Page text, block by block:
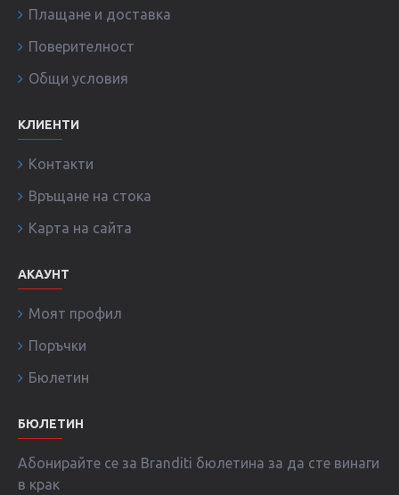
Плащане и доставка
Поверителност
Общи условия
КЛИЕНТИ
Контакти
Връщане на стока
Карта на сайта
АКАУНТ
Моят профил
Поръчки
Бюлетин
БЮЛЕТИН
Абонирайте се за Branditi бюлетина за да сте винаги
в крак